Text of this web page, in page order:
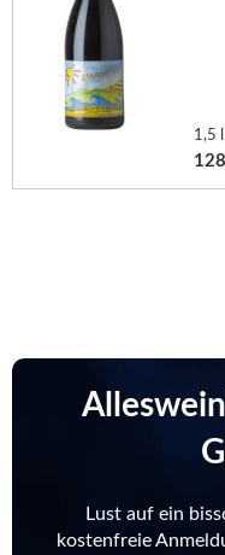
1,5 l
Lust auf ein
kostenfreie